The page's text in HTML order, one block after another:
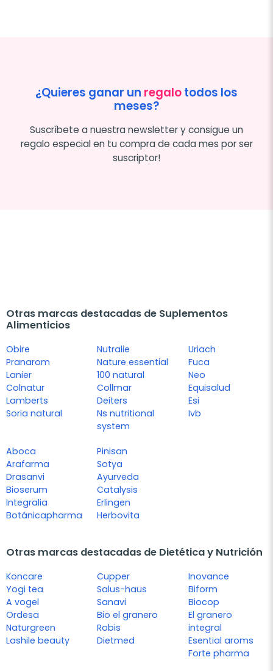
¿Quieres ganar un regalotodos los
meses?
Suscríbete a nuestra newsletter y consigue un
regalo especial en tu compra de cada mes por ser
suscriptor!
Otras marcas destacadas de Suplementos
Alimenticios
Obire
Pranarom
Lanier
Colnatur
Lamberts
Soria natural
Nutralie
Nature essential
100 natural
Collmar
Deiters
Ns nutritional
system
Uriach
Fuca
Neo
Equisalud
Esi
Ivb
Aboca
Arafarma
Drasanvi
Bioserum
Integralia
Botánicapharma
Pinisan
Sotya
Ayurveda
Catalysis
Erlingen
Herbovita
Otras marcas destacadas de Dietética y Nutrición
Koncare
Yogi tea
A vogel
Ordesa
Naturgreen
Lashile beauty
Cupper
Salus-haus
Sanavi
Bio el granero
Robis
Dietmed
Inovance
Biform
Biocop
El granero
integral
Esential aroms
Forte pharma